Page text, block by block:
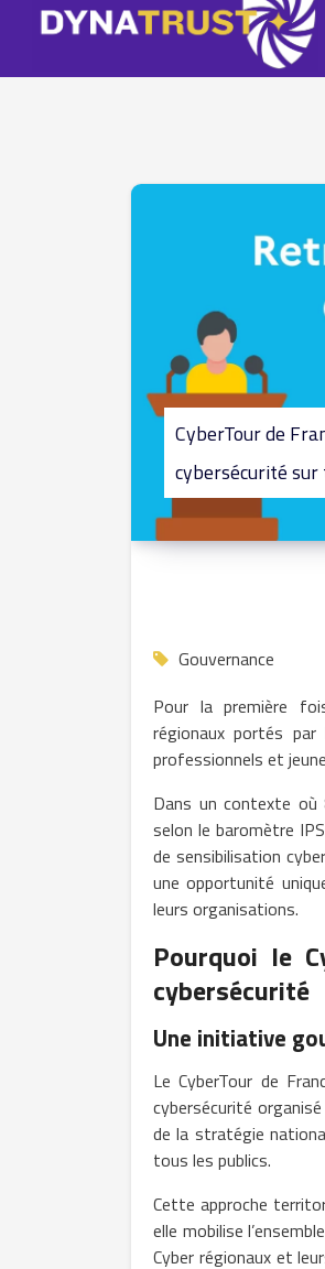
content
CyberTour de
cybersécurité
Gouvernance
Pour la première
régionaux portés
professionnels et
Dans un contexte où
selon le baromètre
de sensibilisation
une opportunité
leurs organisations.
Pourquoi le
cybersécurité
Une initiative
Le CyberTour de
cybersécurité
de la stratégie
tous les publics.
Cette approche
elle mobilise
Cyber régionaux et